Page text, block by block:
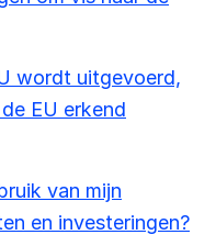
wordt uitgevoerd,
EU erkend
van mijn
en investeringen?